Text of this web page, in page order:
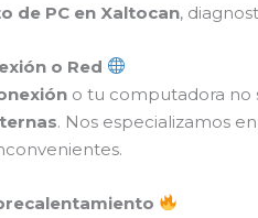
de PC en Xaltocan,
o Red
o tu computadora no
. Nos especializamos